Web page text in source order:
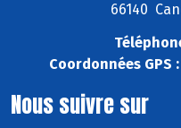
66140
Coordonnées GPS :
Nous suivre sur